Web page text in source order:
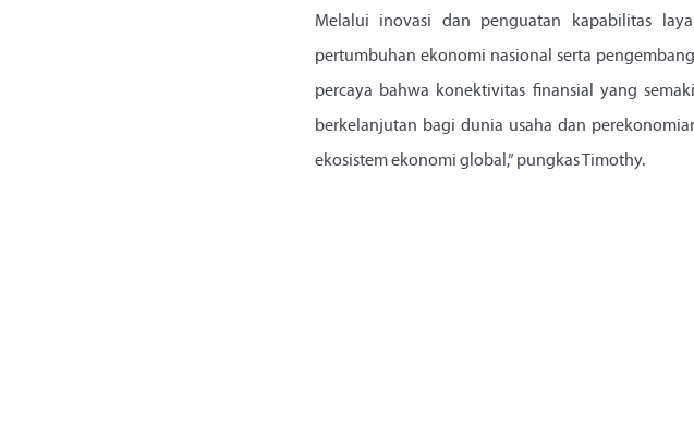
Melalui inovasi dan penguatan kapabilitas
pertumbuhan ekonomi nasional serta
percaya bahwa konektivitas finansial yang
berkelanjutan bagi dunia usaha dan
ekosistem ekonomi global,” pungkas Timothy.